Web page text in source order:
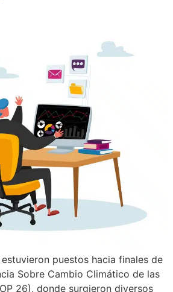
puestos hacia finales de
Sobre Cambio Climático de las
26), donde surgieron diversos